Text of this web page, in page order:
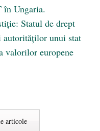
în Ungaria.
Statul de drept
unui stat
valorilor europene
articole